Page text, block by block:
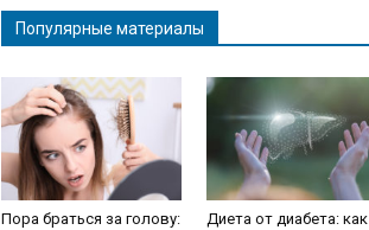
Популярные материалы
Пора браться за голову:
Диета от диабета: как